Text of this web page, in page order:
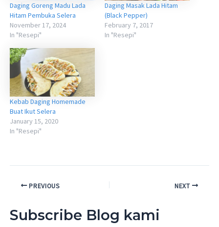
Daging Goreng Madu Lada
Hitam Pembuka Selera
November 17, 2024
In "Resepi"
Daging Masak Lada Hitam
(Black Pepper)
February 7, 2017
In "Resepi"
Kebab Daging Homemade
Buat Ikut Selera
January 15, 2020
In "Resepi"
Post PREVIOUS NEXT
Subscribe Blog kami